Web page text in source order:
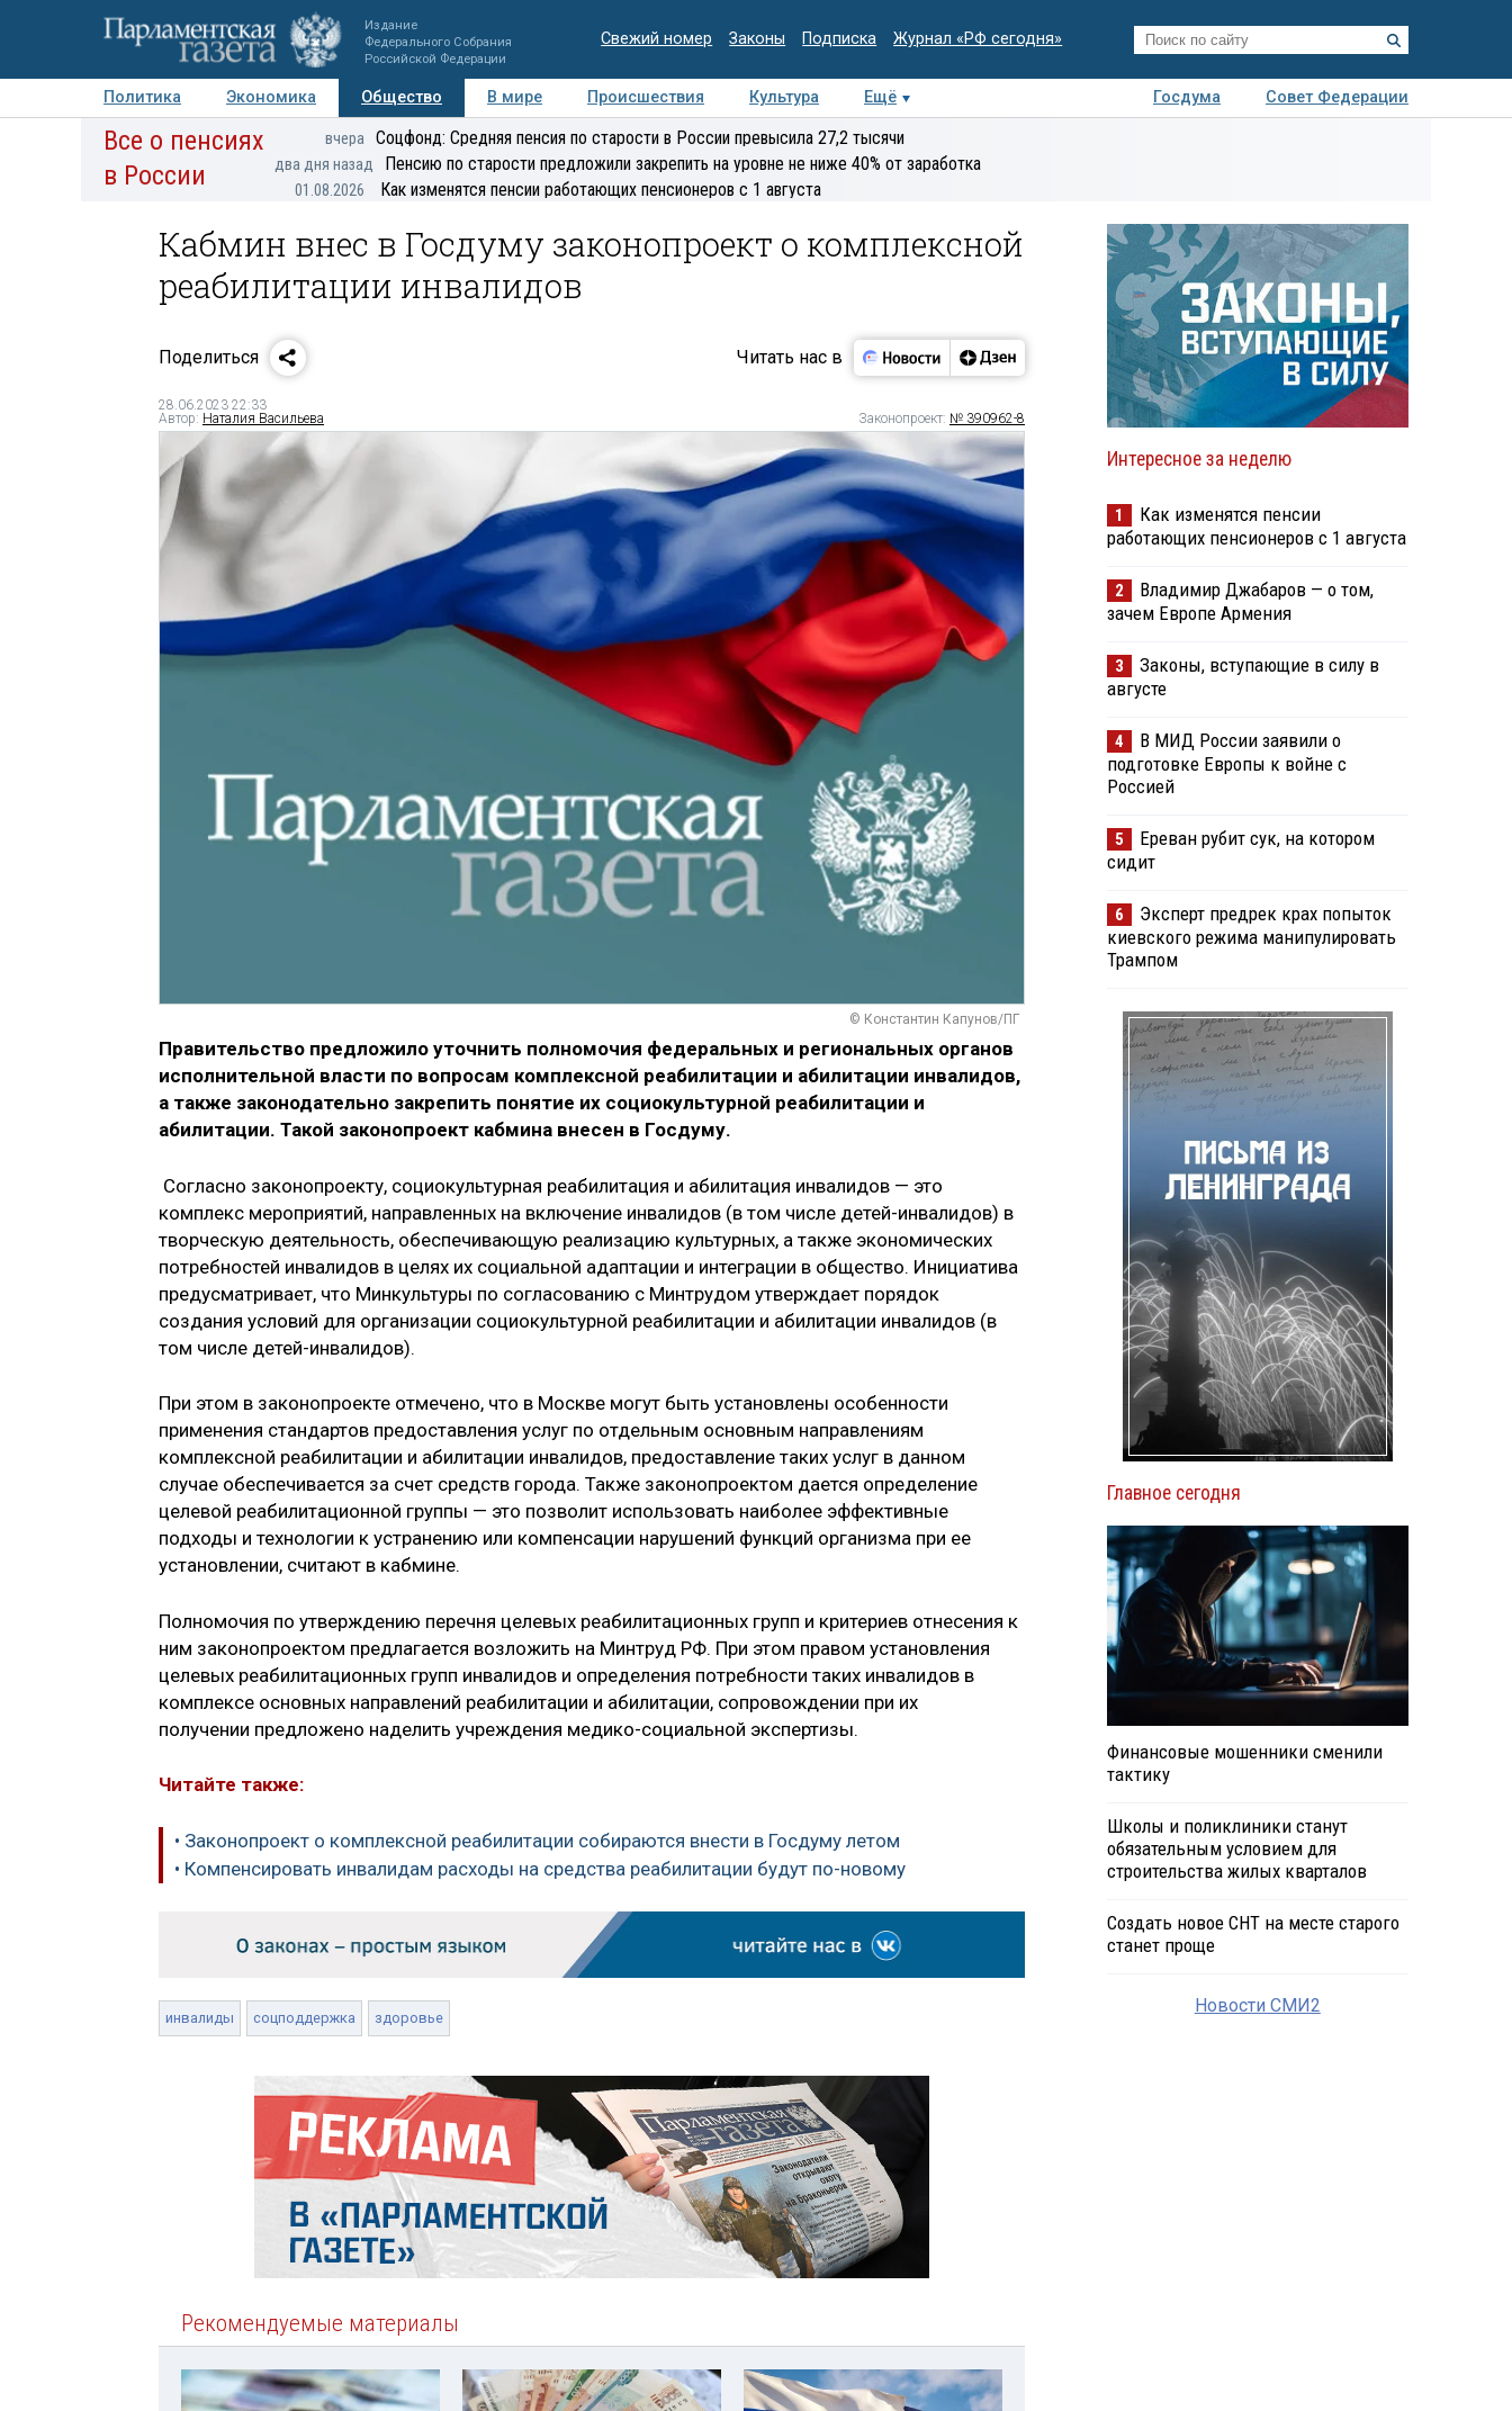
Издание
Федерального Собрания
Российской Федерации
Свежий номер Законы Подписка Журнал «РФ сегодня»
Политика Экономика Общество В мире Происшествия Культура Ещё Госдума
Совет Федерации
Авторы Персоны Мнения Регионы Медиацентр Интервью Колумнисты
экспертиза
Все о пенсиях
в России
вчера Соцфонд: Средняя пенсия по старости в России превысила 27,2 тысячи
два дня назад Пенсию по старости предложили закрепить на уровне не ниже 40% от заработка
01.08.2026 Как изменятся пенсии работающих пенсионеров с 1 августа
Кабмин внес в Госдуму законопроект о комплексной
реабилитации инвалидов
Поделиться Читать нас в
28.06.2023 22:33
Автор: Наталия Васильева Законопроект: № 390962-8
© Константин Капунов/ПГ
Правительство предложило уточнить полномочия федеральных и региональных органов
исполнительной власти по вопросам комплексной реабилитации и абилитации инвалидов,
а также законодательно закрепить понятие их социокультурной реабилитации и
абилитации. Такой законопроект кабмина внесен в Госдуму.
Согласно законопроекту, социокультурная реабилитация и абилитация инвалидов — это
комплекс мероприятий, направленных на включение инвалидов (в том числе детей-инвалидов) в
творческую деятельность, обеспечивающую реализацию культурных, а также экономических
потребностей инвалидов в целях их социальной адаптации и интеграции в общество. Инициатива
предусматривает, что Минкультуры по согласованию с Минтрудом утверждает порядок
создания условий для организации социокультурной реабилитации и абилитации инвалидов (в
том числе детей-инвалидов).
При этом в законопроекте отмечено, что в Москве могут быть установлены особенности
применения стандартов предоставления услуг по отдельным основным направлениям
комплексной реабилитации и абилитации инвалидов, предоставление таких услуг в данном
случае обеспечивается за счет средств города. Также законопроектом дается определение
целевой реабилитационной группы — это позволит использовать наиболее эффективные
подходы и технологии к устранению или компенсации нарушений функций организма при ее
установлении, считают в кабмине.
Полномочия по утверждению перечня целевых реабилитационных групп и критериев отнесения к
ним законопроектом предлагается возложить на Минтруд РФ. При этом правом установления
целевых реабилитационных групп инвалидов и определения потребности таких инвалидов в
комплексе основных направлений реабилитации и абилитации, сопровождении при их
получении предложено наделить учреждения медико-социальной экспертизы.
Читайте также:
• Законопроект о комплексной реабилитации собираются внести в Госдуму летом
• Компенсировать инвалидам расходы на средства реабилитации будут по-новому
инвалиды соцподдержка здоровье
Рекомендуемые материалы
Интересное за неделю
1
Как изменятся пенсии
работающих пенсионеров с 1 августа
2
Владимир Джабаров — о том,
зачем Европе Армения
3
Законы, вступающие в силу в
августе
4
В МИД России заявили о
подготовке Европы к войне с
Россией
5
Ереван рубит сук, на котором
сидит
6
Эксперт предрек крах попыток
киевского режима манипулировать
Трампом
Главное сегодня
Финансовые мошенники сменили
тактику
Школы и поликлиники станут
обязательным условием для
строительства жилых кварталов
Создать новое СНТ на месте старого
станет проще
Новости СМИ2